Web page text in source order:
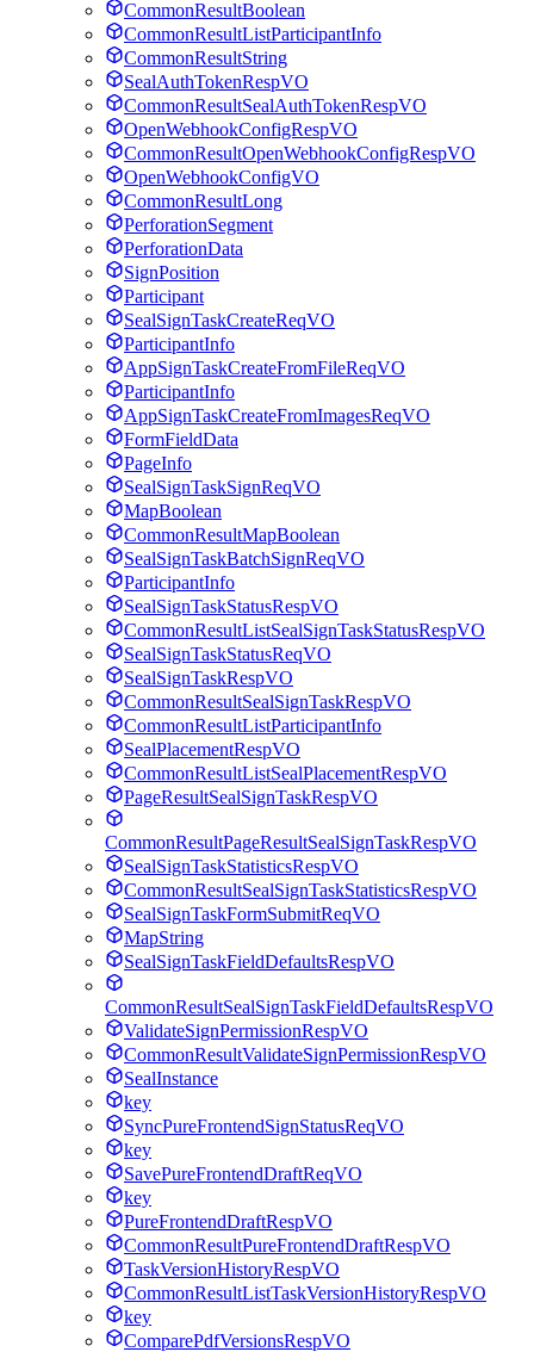
CommonResultBoolean
CommonResultListParticipantInfo
CommonResultString
SealAuthTokenRespVO
CommonResultSealAuthTokenRespVO
OpenWebhookConfigRespVO
CommonResultOpenWebhookConfigRespVO
OpenWebhookConfigVO
CommonResultLong
PerforationSegment
PerforationData
SignPosition
Participant
SealSignTaskCreateReqVO
ParticipantInfo
AppSignTaskCreateFromFileReqVO
ParticipantInfo
AppSignTaskCreateFromImagesReqVO
FormFieldData
PageInfo
SealSignTaskSignReqVO
MapBoolean
CommonResultMapBoolean
SealSignTaskBatchSignReqVO
ParticipantInfo
SealSignTaskStatusRespVO
CommonResultListSealSignTaskStatusRespVO
SealSignTaskStatusReqVO
SealSignTaskRespVO
CommonResultSealSignTaskRespVO
CommonResultListParticipantInfo
SealPlacementRespVO
CommonResultListSealPlacementRespVO
PageResultSealSignTaskRespVO
CommonResultPageResultSealSignTaskRespVO
SealSignTaskStatisticsRespVO
CommonResultSealSignTaskStatisticsRespVO
SealSignTaskFormSubmitReqVO
MapString
SealSignTaskFieldDefaultsRespVO
CommonResultSealSignTaskFieldDefaultsRespVO
ValidateSignPermissionRespVO
CommonResultValidateSignPermissionRespVO
SealInstance
key
SyncPureFrontendSignStatusReqVO
key
SavePureFrontendDraftReqVO
key
PureFrontendDraftRespVO
CommonResultPureFrontendDraftRespVO
TaskVersionHistoryRespVO
CommonResultListTaskVersionHistoryRespVO
key
ComparePdfVersionsRespVO